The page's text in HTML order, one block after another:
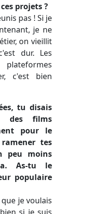
projets ?
pas ! Si je
je ne
on vieillit
dur. Les
c'est bien
tu disais
des films
pour le
tes
peu moins
As-tu le
populaire
je voulais